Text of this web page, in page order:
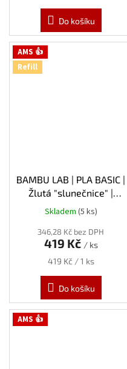
Do košíku
AMS 👍
Refill
BAMBU LAB | PLA BASIC |
Žlutá "slunečnice" |
1.75mm | 1kg | Refill
Skladem (5 ks)
346,28 Kč bez DPH
419 Kč / ks
Měrná
419 Kč / 1 ks
Do košíku
AMS 👍